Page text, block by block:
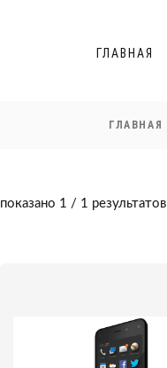
ГЛАВНАЯ
ГЛАВНАЯ
показано 1 / 1 результатов